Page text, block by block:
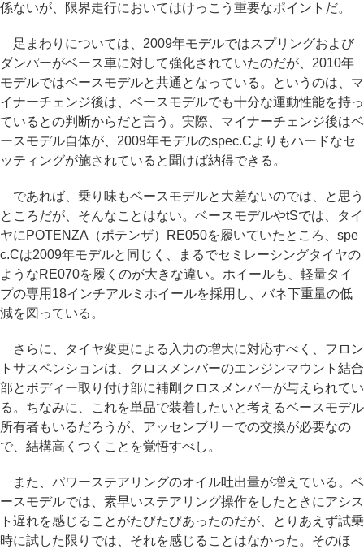
係ないが、限界走行においてはけっこう重要なポイントだ。
足まわりについては、2009年モデルではスプリングおよび
ダンパーがベース車に対して強化されていたのだが、2010年
モデルではベースモデルと共通となっている。というのは、マ
イナーチェンジ後は、ベースモデルでも十分な運動性能を持っ
ているとの判断からだと言う。実際、マイナーチェンジ後はベ
ースモデル自体が、2009年モデルのspec.Cよりもハードなセ
ッティングが施されていると聞けば納得できる。
であれば、乗り味もベースモデルと大差ないのでは、と思う
ところだが、そんなことはない。ベースモデルやtSでは、タイ
ヤにPOTENZA（ポテンザ）RE050を履いていたところ、spe
c.Cは2009年モデルと同じく、まるでセミレーシングタイヤの
ようなRE070を履くのが大きな違い。ホイールも、軽量タイ
プの専用18インチアルミホイールを採用し、バネ下重量の低
減を図っている。
さらに、タイヤ変更による入力の増大に対応すべく、フロン
トサスペンションは、クロスメンバーのエンジンマウント結合
部とボディー取り付け部に補剛クロスメンバーが与えられてい
る。ちなみに、これを単品で装着したいと考えるベースモデル
所有者もいるだろうが、アッセンブリーでの交換が必要なの
で、結構高くつくことを覚悟すべし。
また、パワーステアリングのオイル吐出量が増えている。ベ
ースモデルでは、素早いステアリング操作をしたときにアシス
ト遅れを感じることがたびたびあったのだが、とりあえず試乗
時に試した限りでは、それを感じることはなかった。そのほ